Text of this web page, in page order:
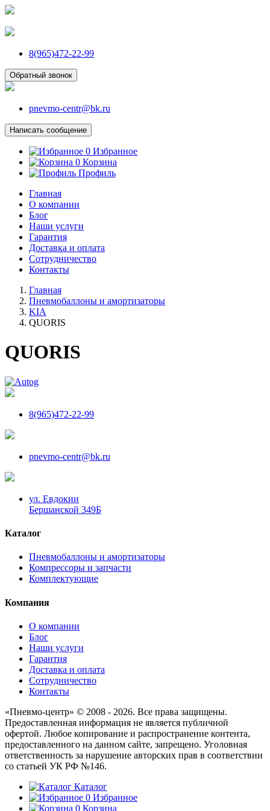
8(965)472-22-99
Обратный звонок
pnevmo-centr@bk.ru
Написать сообщение
0 Избранное
0 Корзина
Профиль
Главная
О компании
Блог
Наши услуги
Гарантия
Доставка и оплата
Сотрудничество
Контакты
Главная
Пневмобаллоны и амортизаторы
KIA
QUORIS
QUORIS
8(965)472-22-99
pnevmo-centr@bk.ru
ул. Евдокии
Бершанской 349Б
Каталог
Пневмобаллоны и амортизаторы
Компрессоры и запчасти
Комплектующие
Компания
О компании
Блог
Наши услуги
Гарантия
Доставка и оплата
Сотрудничество
Контакты
«Пневмо-центр» © 2008 - 2026. Все права защищены.
Предоставленная информация не является публичной
офертой. Любое копирование и распространение контента,
предоставленного на данном сайте, запрещено. Уголовная
ответственность за нарушение авторских прав в соответствии
со статьей УК РФ №146.
Каталог
0 Избранное
0 Корзина